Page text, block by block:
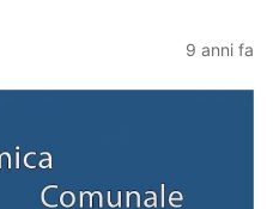
9 anni fa